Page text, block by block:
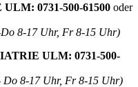
0731-500-61500 oder
8-17 Uhr, Fr 8-15 Uhr)
ULM: 0731-500-
Do 8-17 Uhr, Fr 8-15 Uhr)